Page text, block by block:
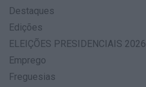
Destaques
Edições
ELEIÇÕES PRESIDENCIAIS 2026
Emprego
Freguesias